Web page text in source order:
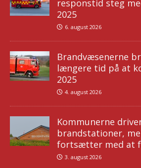
responstid steg
2025
6. august 2026
Brandvæsenerne
længere tid på at
2025
4. august 2026
Kommunerne
brandstationer,
fortsætter med at
3. august 2026